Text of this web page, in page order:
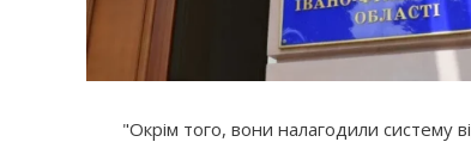
"Окрім того, вони налагодили систему